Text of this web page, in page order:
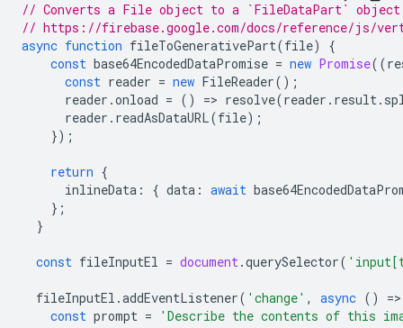
// Converts a File object to a `FileDataPart`
// https://firebase.google.com/docs/reference/js/
async function fileToGenerativePart(file)
{
const base64EncodedDataPromise = new Promise((
const reader = new FileReader();
reader .onload = () => resolve(reader . result.
reader . readAsDataURL(file);
});
return {
inlineData : { data : await
};
}
const fileInputEl = document.querySelector(
fileInputEl .addEventListener( 'change' , async () =>
const prompt = 'Describe the contents of this